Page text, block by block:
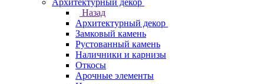
Архитектурный декор
Назад
Архитектурный декор
Замковый камень
Рустованный камень
Наличники и карнизы
Откосы
Арочные элементы